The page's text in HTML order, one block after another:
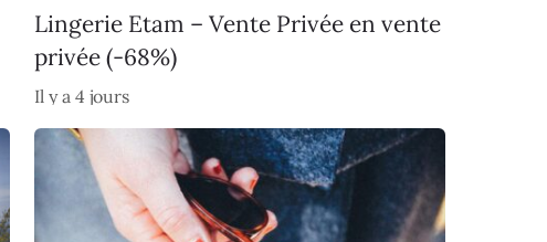
Lingerie Etam – Vente Privée en vente
privée (-68%)
Il y a 4 jours